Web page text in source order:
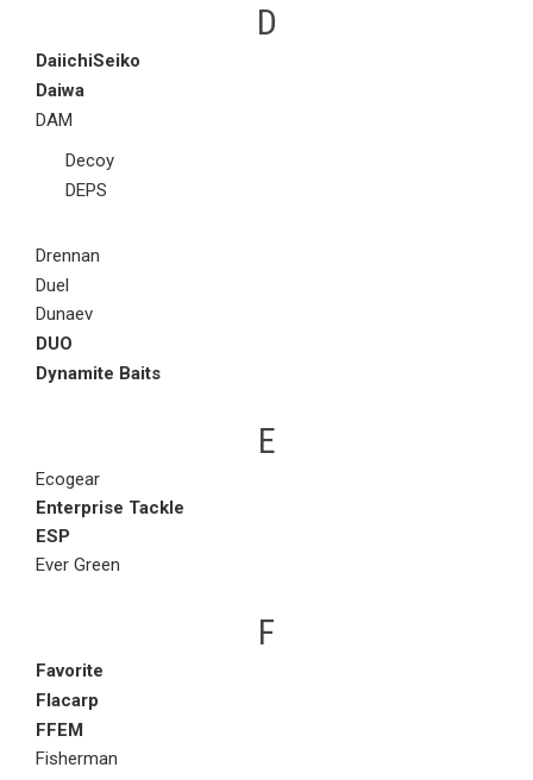
D
DaiichiSeiko
Daiwa
DAM
Decoy
DEPS
Drennan
Duel
Dunaev
DUO
Dynamite Baits
E
Ecogear
Enterprise Tackle
ESP
Ever Green
F
Favorite
Flacarp
FFEM
Fisherman